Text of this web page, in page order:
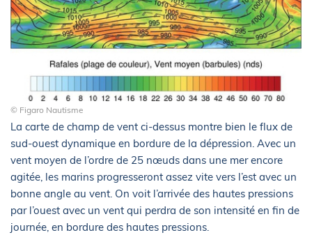
© Figaro Nautisme
La carte de champ de vent ci-dessus montre bien le flux de
sud-ouest dynamique en bordure de la dépression. Avec un
vent moyen de l’ordre de 25 nœuds dans une mer encore
agitée, les marins progresseront assez vite vers l’est avec un
bonne angle au vent. On voit l’arrivée des hautes pressions
par l’ouest avec un vent qui perdra de son intensité en fin de
journée, en bordure des hautes pressions.